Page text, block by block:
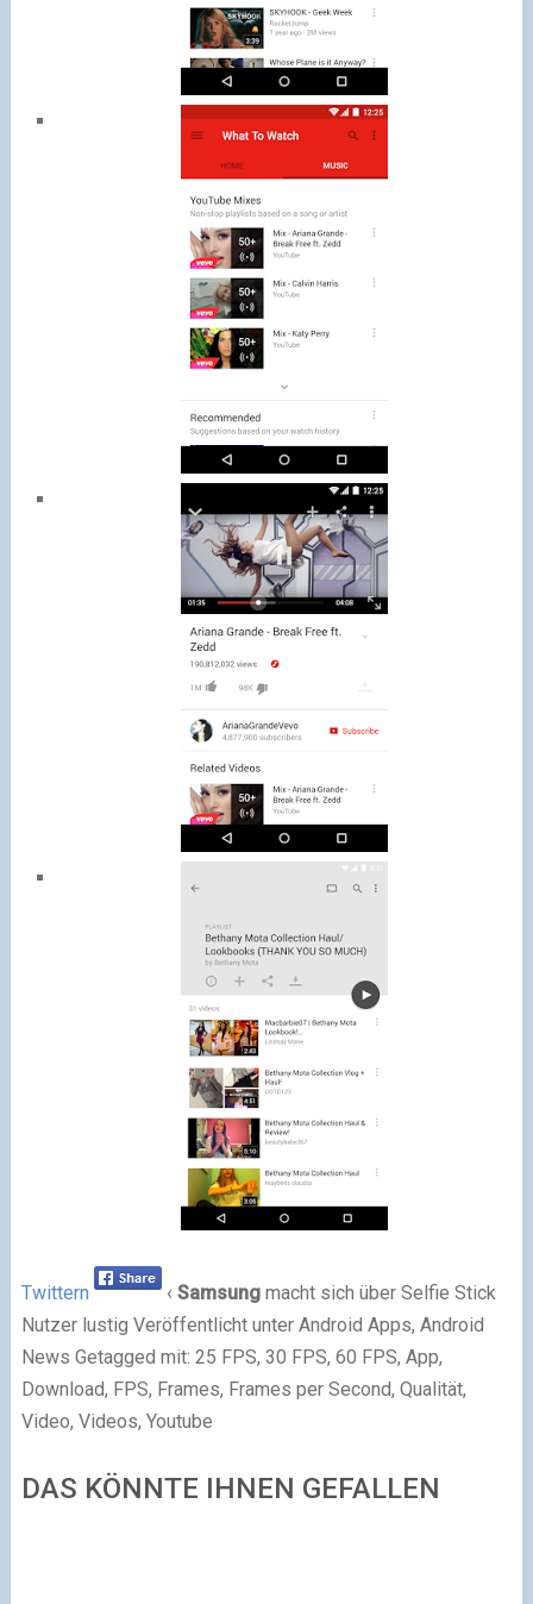
Twittern ‹ Samsungmacht sich über Selfie Stick
Nutzer lustig Veröffentlicht unter Android Apps, Android
News Getagged mit: 25 FPS, 30 FPS, 60 FPS, App,
Download, FPS, Frames, Frames per Second, Qualität,
Video, Videos, Youtube
DAS KÖNNTE IHNEN GEFALLEN